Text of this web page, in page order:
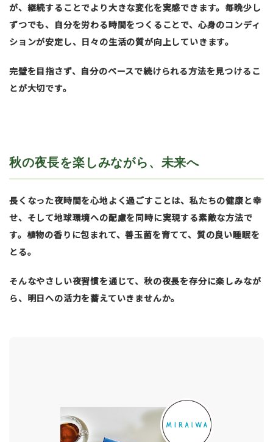
が、継続することでより大きな変化を実感できます。毎晩少し
ずつでも、自分を労わる時間をつくることで、心身のコンディ
ションが安定し、日々の生活の質が向上していきます。
完璧を目指さず、自分のペースで続けられる方法を見つけるこ
とが大切です。
秋の夜長を楽しみながら、未来へ
長くなった夜時間を心地よく過ごすことは、私たちの健康と幸
せ、そして地球環境への配慮を同時に実現する素敵な方法で
す。植物の香りに包まれて、善玉菌を育てて、質の良い睡眠を
とる。
そんなやさしい夜習慣を通じて、秋の夜長を存分に楽しみなが
ら、明日への活力を蓄えていきませんか。